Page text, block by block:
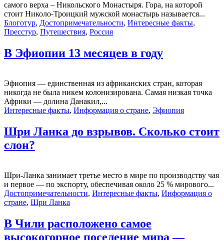
самого верха – Никольского Монастыря. Гора, на которой
стоит Николо-Троицкий мужской монастырь называется...
Блоготур, Достопримечательности, Интересные факты,
Пресстур, Путешествия, Россия
В Эфиопии 13 месяцев в году
Эфиопия — единственная из африканских стран, которая
никогда не была никем колонизирована. Самая низкая точка
Африки — долина Данакил,...
Интересные факты, Информация о стране, Эфиопия
Шри Ланка до взрывов. Сколько стоит
слон?
Шри-Ланка занимает третье место в мире по производству чая
и первое — по экспорту, обеспечивая около 25 % мирового...
Достопримечательности, Интересные факты, Информация о
стране, Шри Ланка
В Чили расположено самое
высокогорное поселение мира —